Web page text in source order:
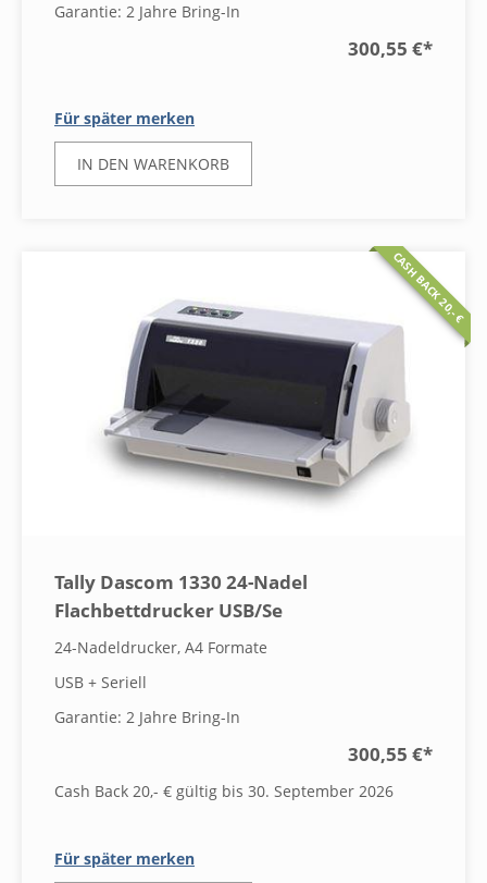
Garantie: 2 Jahre Bring-In
300,55 €*
Für später merken
IN DEN WARENKORB
CASH BACK 20,- €
Tally Dascom 1330 24-Nadel
Flachbettdrucker USB/Se
24-Nadeldrucker, A4 Formate
USB + Seriell
Garantie: 2 Jahre Bring-In
300,55 €*
Cash Back 20,- € gültig bis 30. September 2026
Für später merken